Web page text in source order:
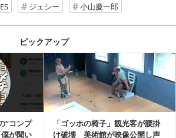
ジェシー 小山慶一郎
ピックアップ
“コンプ
が聞い
「ゴッホの椅子」観光客が腰掛
け破壊 美術館が映像公開し声
記事を読む